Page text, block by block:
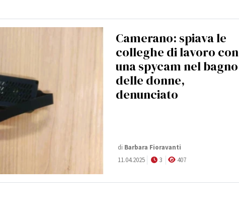
Camerano: spiava le
colleghe di lavoro con
una spycam nel bagno
delle donne,
denunciato
di Barbara Fioravanti
11.04.2025
3 407